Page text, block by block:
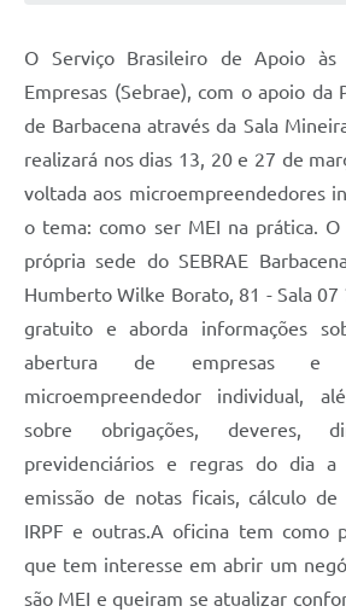
PNAB 2026 - Ciclo 2
Intranet
Plano Diretor e Mobilidade Urbana
Festival Gastronômico
Emprega Barbacena
Plano Municipal de Saneamento Básico
Regularização de bairros
Arquivos para Download
O Serviço Brasileiro de Apoio às
Empresas (Sebrae), com o apoio da
de Barbacena através da Sala
realizará nos dias 13, 20 e 27 de
voltada aos microempreendedores
o tema: como ser MEI na prática.
própria sede do SEBRAE
Humberto Wilke Borato, 81 - Sala 07
gratuito e aborda informações
abertura de empresas e
microempreendedor individual,
sobre obrigações, deveres,
previdenciários e regras do dia
emissão de notas ficais, cálculo
IRPF e outras.A oficina tem como
que tem interesse em abrir um
são MEI e queiram se atualizar